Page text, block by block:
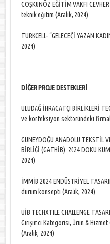
COŞKUNÖZ EĞİTİM VAKFI
teknik eğitim (Aralık, 2024)
TURKCELL- “GELECEĞİ YAZAN
2024)
DİĞER PROJE DESTEKLERİ
ULUDAĞ İHRACATÇI BİRLİKLERİ
ve konfeksiyon sektöründeki
GÜNEYDOĞU ANADOLU TEKSTİL
BİRLİĞİ (GATHİB) 2024 DOKU
2024)
İMMİB 2024 ENDÜSTRİYEL
durum konsepti (Aralık, 2024)
UİB TECHXTILE CHALLENGE
Girişimci Kategorisi, Ürün &
(Aralık, 2024)